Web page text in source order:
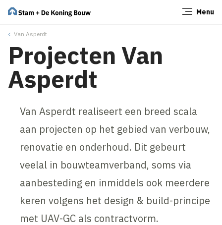
Menu
Van Asperdt
Projecten Van
Asperdt
Van Asperdt realiseert een breed scala
aan projecten op het gebied van verbouw,
renovatie en onderhoud. Dit gebeurt
veelal in bouwteamverband, soms via
aanbesteding en inmiddels ook meerdere
keren volgens het design & build-principe
met UAV-GC als contractvorm.
Sluiten